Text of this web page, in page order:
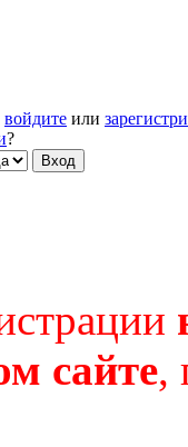
войдите или
?
сайте,